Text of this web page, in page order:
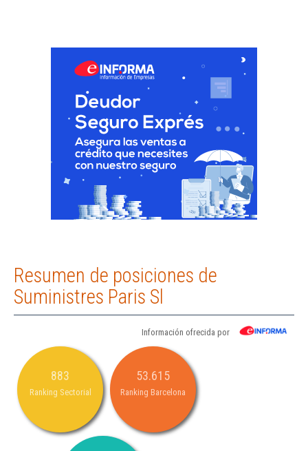
Resumen de posiciones de
Suministres Paris Sl
Información ofrecida por
883
Ranking Sectorial
53.615
Ranking Barcelona